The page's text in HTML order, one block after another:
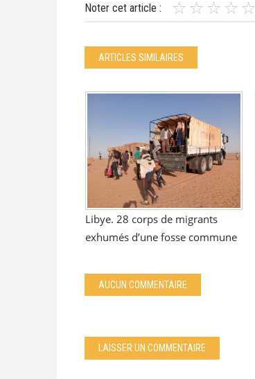
Noter cet article :
ARTICLES SIMILAIRES
Libye. 28 corps de migrants
exhumés d’une fosse commune
AUCUN COMMENTAIRE
LAISSER UN COMMENTAIRE